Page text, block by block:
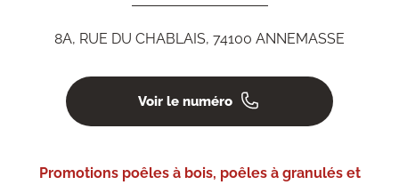
8A, RUE DU CHABLAIS, 74100 ANNEMASSE
Voir le numéro
Promotions poêles à bois, poêles à granulés et